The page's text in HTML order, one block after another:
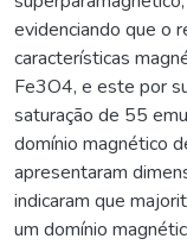
evidenciando que o
características
Fe3O4, e este por
saturação de 55
domínio magnético
apresentaram
indicaram que
um domínio